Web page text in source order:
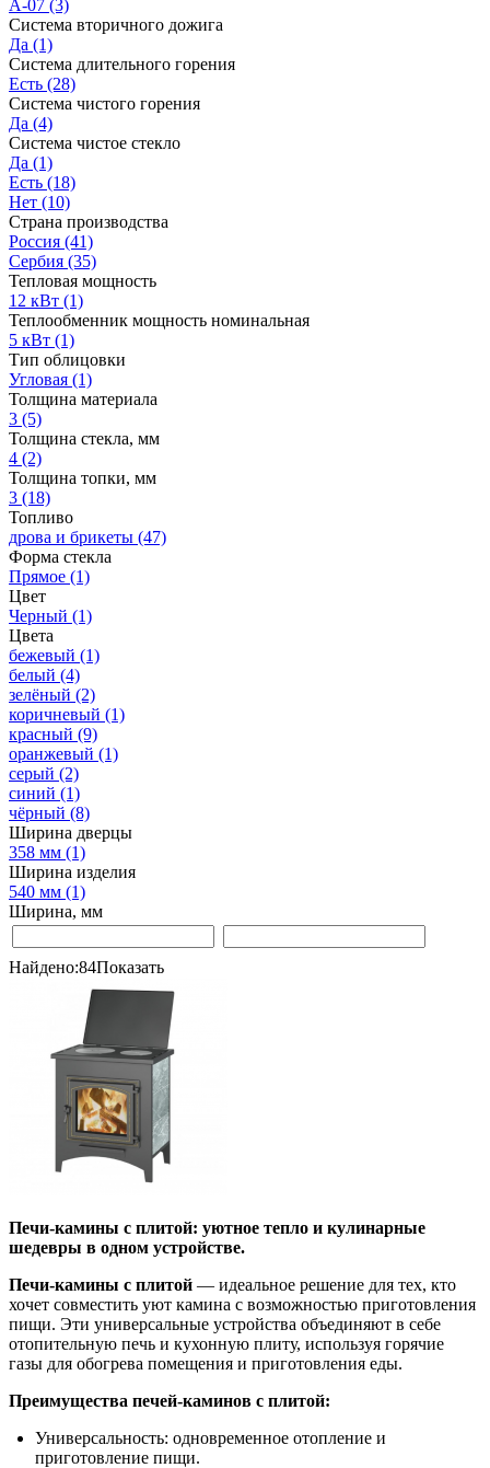
А-07 (3)
Система вторичного дожига
Да (1)
Система длительного горения
Есть (28)
Система чистого горения
Да (4)
Система чистое стекло
Да (1)
Есть (18)
Нет (10)
Страна производства
Россия (41)
Сербия (35)
Тепловая мощность
12 кВт (1)
Теплообменник мощность номинальная
5 кВт (1)
Тип облицовки
Угловая (1)
Толщина материала
3 (5)
Толщина стекла, мм
4 (2)
Толщина топки, мм
3 (18)
Топливо
дрова и брикеты (47)
Форма стекла
Прямое (1)
Цвет
Черный (1)
Цвета
бежевый (1)
белый (4)
зелёный (2)
коричневый (1)
красный (9)
оранжевый (1)
серый (2)
синий (1)
чёрный (8)
Ширина дверцы
358 мм (1)
Ширина изделия
540 мм (1)
Ширина, мм
Найдено:84Показать
Печи-камины с плитой: уютное тепло и кулинарные
шедевры в одном устройстве.
Печи-камины с плитой — идеальное решение для тех, кто
хочет совместить уют камина с возможностью приготовления
пищи. Эти универсальные устройства объединяют в себе
отопительную печь и кухонную плиту, используя горячие
газы для обогрева помещения и приготовления еды.
Преимущества печей-каминов с плитой:
Универсальность: одновременное отопление и
приготовление пищи.